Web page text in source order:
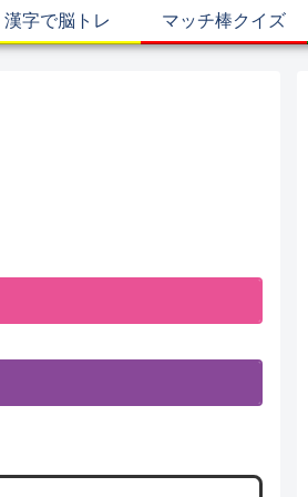
漢字で脳トレ マッチ棒クイズ